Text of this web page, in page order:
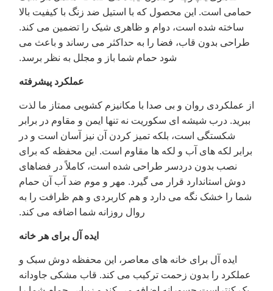
حمامی است. این محصول که با استیل ضد زنگ با کیفیت بالا
ساخته شده است، دوام و ظاهری شیک را تضمین می کند.
طراحی بدون قاب، فضا را به حداکثر می رساند و باعث می
شود حمام شما باز و مجلل به نظر برسد.
عملکرد پیشرفته
از عملکردی روان و بی صدا با مکانیزم کشویی ممتاز ما لذت
ببرید. درب شیشه ای سکوریت نه تنها ایمن و مقاوم در برابر
شکستگی است، بلکه تمیز کردن آن نیز آسان است و در
برابر لکه های آب و لکه ها مقاوم است. این محفظه که برای
نصب بدون دردسر طراحی شده است، کاملاً در فضاهای
دوش استاندارد قرار می گیرد. مهر و موم ضد آب آن حمام
شما را خشک نگه می دارد و هم کاربردی و هم ظرافت را به
روال روزانه شما اضافه می کند.
ایده آل برای هر خانه
ایده آل برای خانه های معاصر، این محفظه دوش سبک و
عملکرد را بدون زحمت ترکیب می کند. قاب مشکی جاودانه